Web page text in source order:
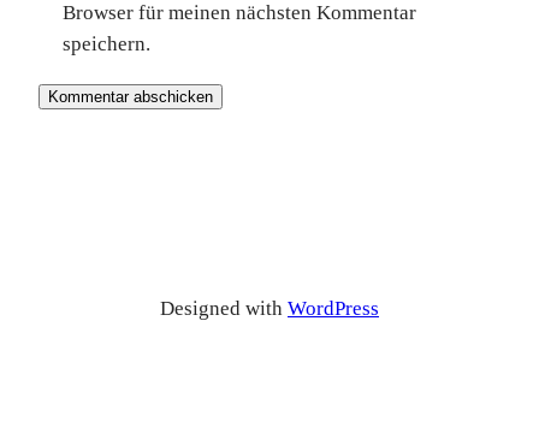
Browser für meinen nächsten Kommentar
speichern.
Designed with WordPress